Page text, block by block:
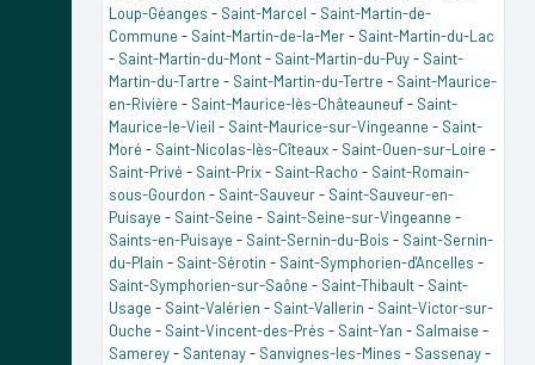
Loup-Géanges - Saint-Marcel - Saint-Martin-de-
Commune - Saint-Martin-de-la-Mer- Saint-Martin-du-Lac
- Saint-Martin-du-Mont- Saint-Martin-du-Puy- Saint-
Martin-du-Tartre - Saint-Martin-du-Tertre - Saint-Maurice-
en-Rivière - Saint-Maurice-lès-Châteauneuf- Saint-
Maurice-le-Vieil - Saint-Maurice-sur-Vingeanne - Saint-
Moré - Saint-Nicolas-lès-Cîteaux- Saint-Ouen-sur-Loire -
Saint-Privé - Saint-Prix- Saint-Racho - Saint-Romain-
sous-Gourdon - Saint-Sauveur- Saint-Sauveur-en-
Puisaye - Saint-Seine - Saint-Seine-sur-Vingeanne -
Saints-en-Puisaye - Saint-Sernin-du-Bois - Saint-Sernin-
du-Plain - Saint-Sérotin - Saint-Symphorien-d'Ancelles -
Saint-Symphorien-sur-Saône - Saint-Thibault- Saint-
Usage - Saint-Valérien - Saint-Vallerin - Saint-Victor-sur-
Ouche - Saint-Vincent-des-Prés - Saint-Yan - Salmaise -
Samerey- Santenay- Sanvignes-les-Mines - Sassenay-